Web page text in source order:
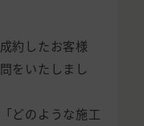
約したお客様
をいたしまし
どのような施工